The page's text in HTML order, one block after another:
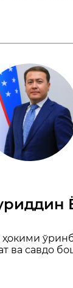
ва савдо